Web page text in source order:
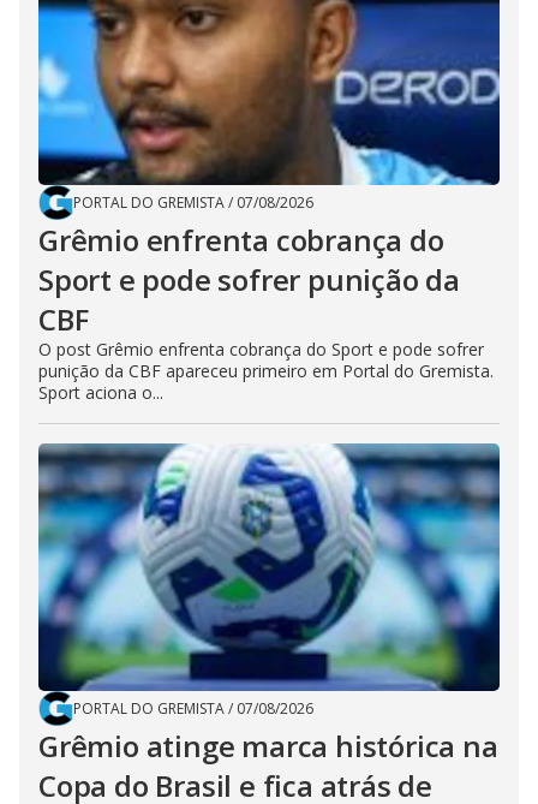
PORTAL DO GREMISTA/ 07/08/2026
Grêmio enfrenta cobrança do
Sport e pode sofrer punição da
CBF
O post Grêmio enfrenta cobrança do Sport e pode sofrer
punição da CBF apareceu primeiro em Portal do Gremista.
Sport aciona o...
PORTAL DO GREMISTA/ 07/08/2026
Grêmio atinge marca histórica na
Copa do Brasil e fica atrás de